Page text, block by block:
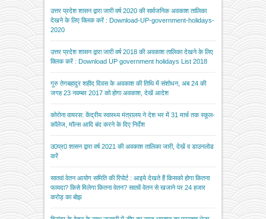
उत्तर प्रदेश शासन द्वारा जारी वर्ष 2020 की सार्वजनिक अवकाश तालिका
देखने के लिए क्लिक करें : Download-UP-government-holidays-
2020
उत्तर प्रदेश शासन द्वारा जारी वर्ष 2018 की अवकाश तालिका देखने के लिए
क्लिक करें : Download UP government holidays List 2018
गुरु तेगबहादुर शहीद दिवस के अवकाश की तिथि में संशोधन, अब 24 की
जगह 23 नवम्बर 2017 को होगा अवकाश, देखें आदेश
कोरोना वायरस: केंद्रीय स्वास्थ्य मंत्रालय ने देश भर में 31 मार्च तक स्कूल-
कॉलेज, मॉल्स आदि बंद करने के दिए निर्देश
उ0प्र0 शासन द्वारा वर्ष 2021 की अवकाश तालिका जारी, देखें व डाउनलोड
करें
सातवां वेतन आयोग समिति की रिपोर्ट : आइये देखते हैं किसको होगा कितना
फायदा? किसे मिलेगा कितना वेतन? सातवें वेतन से खजाने पर 24 हजार
करोड़ का बोझ